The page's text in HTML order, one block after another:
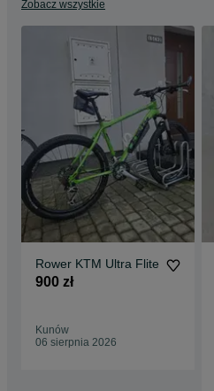
Zobacz wszystkie
Rower KTM Ultra Flite
900 zł
Kunów
06 sierpnia 2026